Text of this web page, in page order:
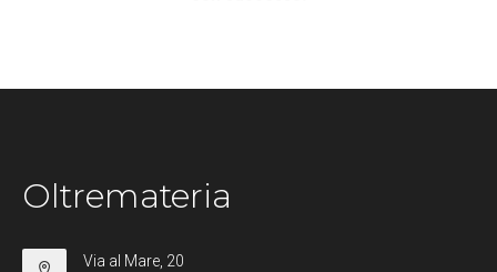
Oltremateria
Via al Mare, 20